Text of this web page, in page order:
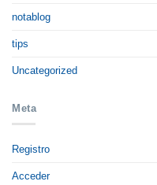
notablog
tips
Uncategorized
Meta
Registro
Acceder